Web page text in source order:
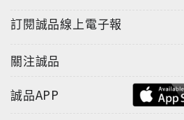
訂閱誠品線上電子報
關注誠品
誠品APP